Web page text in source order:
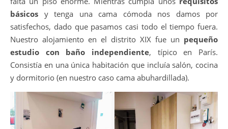
básicos y tenga una cama cómoda nos damos por
satisfechos, dado que pasamos casi todo el tiempo fuera.
Nuestro alojamiento en el distrito XIX fue un pequeño
estudio con baño independiente, típico en París.
Consistía en una única habitación que incluía salón, cocina
y dormitorio (en nuestro caso cama abuhardillada).